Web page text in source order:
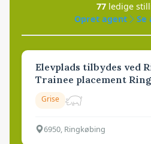
77 ledige
Opret agent
Se
Elevplads tilbydes ved
Trainee placement
Grise
6950, Ringkøbing